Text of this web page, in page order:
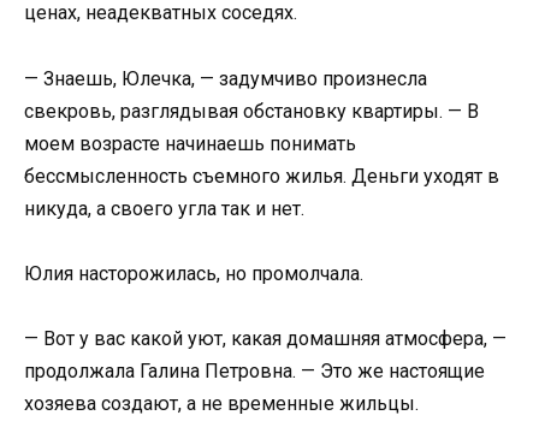
ценах, неадекватных соседях.
— Знаешь, Юлечка, — задумчиво произнесла
свекровь, разглядывая обстановку квартиры. — В
моем возрасте начинаешь понимать
бессмысленность съемного жилья. Деньги уходят в
никуда, а своего угла так и нет.
Юлия насторожилась, но промолчала.
— Вот у вас какой уют, какая домашняя атмосфера, —
продолжала Галина Петровна. — Это же настоящие
хозяева создают, а не временные жильцы.